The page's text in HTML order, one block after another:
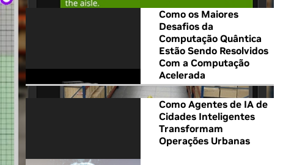
Como os Maiores
Desafios da
Computação Quântica
Estão Sendo Resolvidos
Com a Computação
Acelerada
Como Agentes de IA de
Cidades Inteligentes
Transformam
Operações Urbanas